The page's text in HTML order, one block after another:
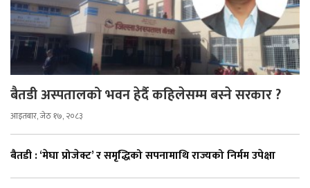
बैतडी अस्पतालको भवन हेर्दै कहिलेसम्म बस्ने सरकार ?
आइतबार, जेठ १७, २०८३
बैतडी : ‘मेघा प्रोजेक्ट’ र समृद्धिको सपनामाथि राज्यको निर्मम उपेक्षा